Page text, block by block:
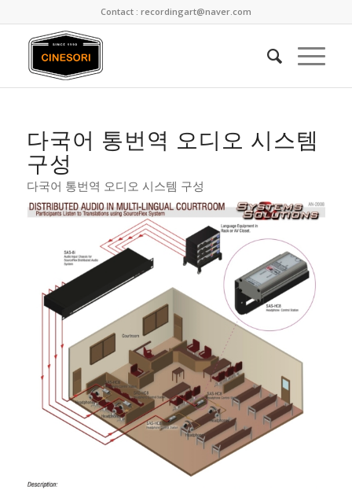
Contact : recordingart@naver.com
다국어 통번역 오디오 시스템
구성
다국어 통번역 오디오 시스템 구성